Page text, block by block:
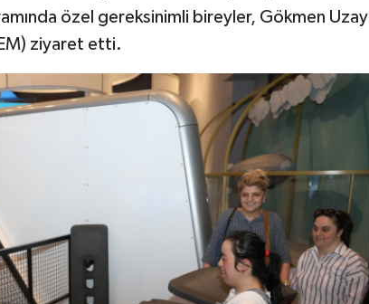
özel gereksinimli bireyler, Gökmen Uzay
ziyaret etti.